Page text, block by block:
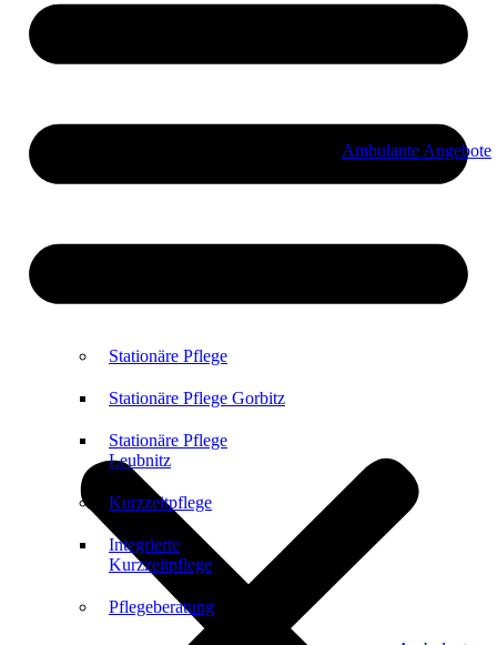
Stationäre Pflege
Stationäre Pflege Gorbitz
Stationäre Pflege
Leubnitz
Kurzzeitpflege
Integrierte
Kurzzeitpflege
Pflegeberatung
Ambulante Angebote